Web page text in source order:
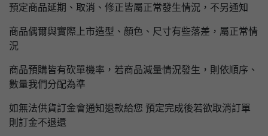
預定商品延期、取消、修正皆屬正常發生情況，不另通知
商品偶爾與實際上市造型、顏色、尺寸有些落差，屬正常情
況
商品預購皆有砍單機率，若商品減量情況發生，則依順序、
數量我們分配為準
如無法供貨訂金會通知退款給您 預定完成後若欲取消訂單
則訂金不退還